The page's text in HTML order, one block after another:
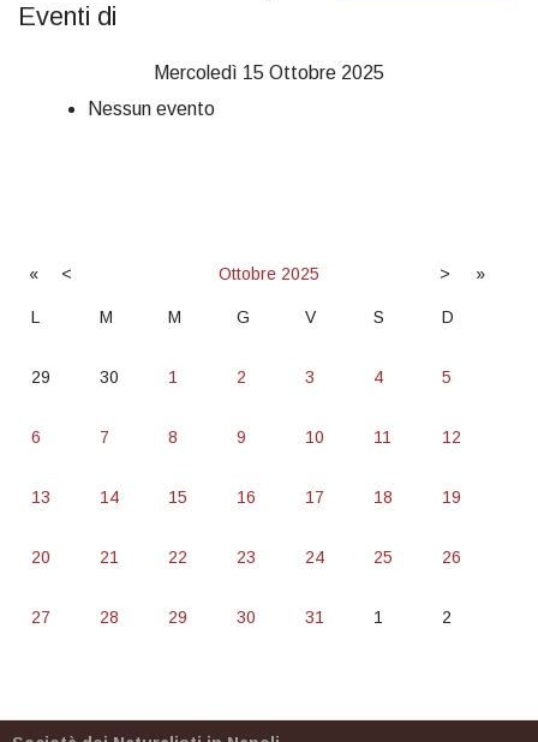
Eventi di
Mercoledì 15 Ottobre 2025
Nessun evento
« < Ottobre 2025 > »
L M M G V S D
29 30 1 2 3 4 5
6 7 8 9 10 11 12
13 14 15 16 17 18 19
20 21 22 23 24 25 26
27 28 29 30 31 1 2